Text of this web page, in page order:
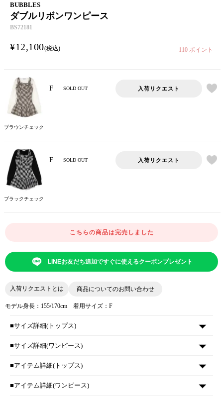
BUBBLES
ダブルリボンワンピース
BS72181
¥12,100 税込 110 ポイント
ブラウンチェック
F SOLD OUT 入荷リクエスト
ブラックチェック
F SOLD OUT 入荷リクエスト
こちらの商品は完売しました
LINEお友だち追加ですぐに使えるクーポンプレゼント
入荷リクエストとは 商品についてのお問い合わせ
モデル身長：155/170cm 着用サイズ：F
■サイズ詳細(トップス)
■サイズ詳細(ワンピース)
■アイテム詳細(トップス)
■アイテム詳細(ワンピース)